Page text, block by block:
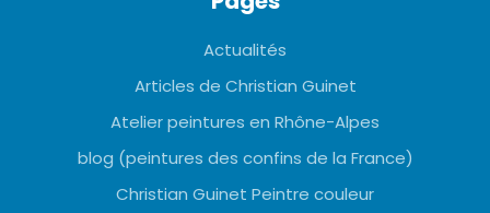
Actualités
Articles de Christian Guinet
Atelier peintures en Rhône-Alpes
blog (peintures des confins de la France)
Christian Guinet Peintre couleur